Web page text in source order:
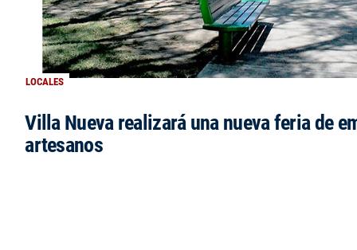
LOCALES
Villa Nueva realizará una nueva feria de
artesanos